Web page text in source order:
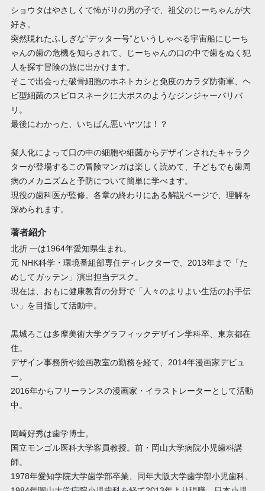
ショウタはやさしくて怖がりの男の子で、祖父のじーちゃんが大
好き。
突然現れたふしぎな”デッター号”というしゃべる宇宙船にじーち
ゃんの歯の危機を知らされて、じーちゃんの口の中で歯をぬく犯
人を探す冒険の旅に出かけます。
そこで出会った破骨細胞のホネトカシと免疫のカラダ防衛軍、ヘ
ビ型細菌のスピロスネークに大ボスのようなジンジャーバリバ
リ。
最後にわかった、いちばん悪いヤツは！？
擬人化によって口の中の細胞や細菌からデザインされたキャラク
ターが登場するこの冒険マンガは楽しく読めて、子どもでも歯周
病のメカニズムと予防について簡単に学べます。
現役の歯科医が監修。各章の終わりにある解説ページで、理解を
深められます。
著者紹介
北折 一は1964年愛知県生まれ。
元 NHK科学・環境番組部専任ディレクターで、2013年まで「た
めしてガッテン」演出担当デスク。
現在は、おもに健康教育の分野で「人々のよりよい生活のお手伝
い」を目指して活動中。
黒城ろこは多摩美術大学グラフィックデザイン学科卒、東京都在
住。
デザイン事務所や絵画教室の勤務を経て、2014年漫画家デビュ
ー。
2016年からフリーランスの漫画家・イラストレーターとして活動
中。
岡崎好秀は歯学博士。
国立モンゴル医科大学客員教授。前・岡山大学病院小児歯科講
師。
1978年愛知学院大学歯学部卒業、同年大阪大学歯学部小児歯科、